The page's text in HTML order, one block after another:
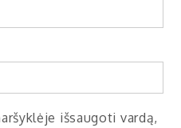
išsaugoti vardą,